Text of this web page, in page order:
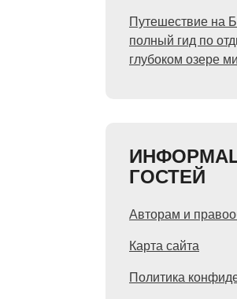
Путешествие на
полный гид по
глубоком озере
ГОСТЕЙ
Авторам и
Карта сайта
Политика